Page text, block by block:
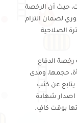
حيث أن الرخصة
لضمان التزام
الصلاحية
الدفاع
حجمها، ومدى
عن كثب
اصدار شهادة
بوقت كافٍ.